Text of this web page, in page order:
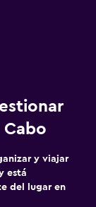
Cabo
y viajar
está
del lugar en